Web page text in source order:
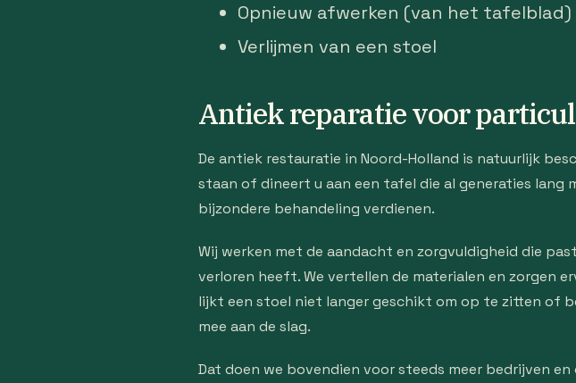
Opnieuw afwerken (van het tafelblad)
Verlijmen van een stoel
Antiek reparatie voor
De antiek restauratie in Noord-Holland is natuurlijk
staan of dineert u aan een tafel die al generaties lang
bijzondere behandeling verdienen.
Wij werken met de aandacht en zorgvuldigheid die
verloren heeft. We vertellen de materialen en zorgen
lijkt een stoel niet langer geschikt om op te zitten of
mee aan de slag.
Dat doen we bovendien voor steeds meer bedrijven